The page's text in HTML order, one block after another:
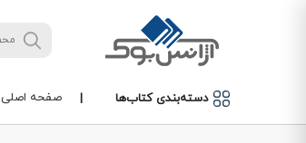
دسته‌بندی کتاب‌ها | صفحه اصلی